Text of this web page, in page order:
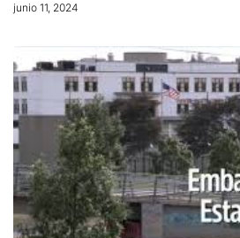
junio 11, 2024